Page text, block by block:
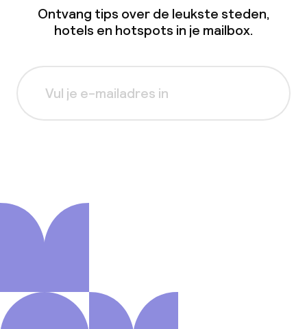
Ontvang tips over de leukste steden,
hotels en hotspots in je mailbox.